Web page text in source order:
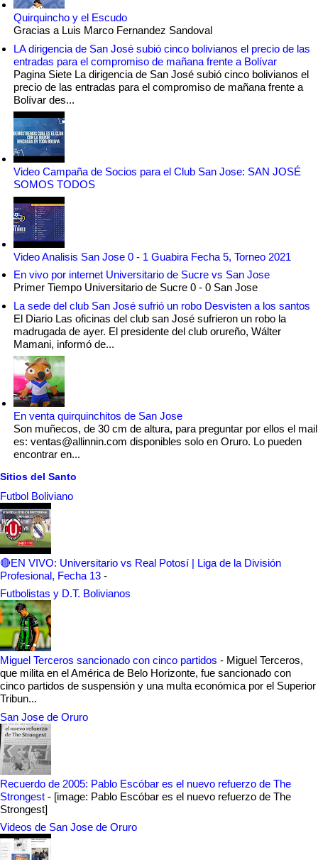
Quirquincho y el Escudo
Gracias a Luis Marco Fernandez Sandoval
LA dirigencia de San José subió cinco bolivianos el precio de las
entradas para el compromiso de mañana frente a Bolívar
Pagina Siete La dirigencia de San José subió cinco bolivianos el
precio de las entradas para el compromiso de mañana frente a
Bolívar des...
Video Campaña de Socios para el Club San Jose: SAN JOSÉ
SOMOS TODOS
Video Analisis San Jose 0 - 1 Guabira Fecha 5, Torneo 2021
En vivo por internet Universitario de Sucre vs San Jose
Primer Tiempo Universitario de Sucre 0 - 0 San Jose
La sede del club San José sufrió un robo Desvisten a los santos
El Diario Las oficinas del club san José sufrieron un robo la
madrugada de ayer. El presidente del club orureño, Wálter
Mamani, informó de...
En venta quirquinchitos de San Jose
Son muñecos, de 30 cm de altura, para preguntar por ellos el mail
es: ventas@allinnin.com disponibles solo en Oruro. Lo pueden
encontrar en...
Sitios del Santo
Futbol Boliviano
🔴EN VIVO: Universitario vs Real Potosí | Liga de la División
Profesional, Fecha 13 -
Futbolistas y D.T. Bolivianos
Miguel Terceros sancionado con cinco partidos - Miguel Terceros,
que milita en el América de Belo Horizonte, fue sancionado con
cinco partidos de suspensión y una multa económica por el Superior
Tribun...
San Jose de Oruro
Recuerdo de 2005: Pablo Escóbar es el nuevo refuerzo de The
Strongest - [image: Pablo Escóbar es el nuevo refuerzo de The
Strongest]
Videos de San Jose de Oruro